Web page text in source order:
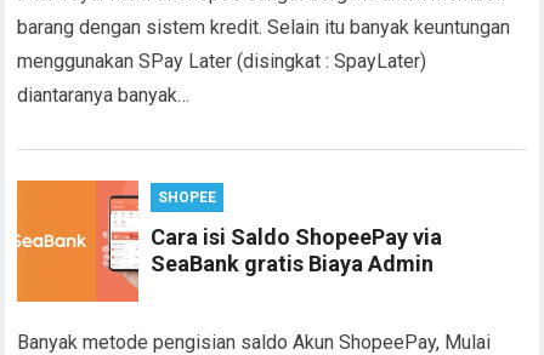
barang dengan sistem kredit. Selain itu banyak keuntungan
menggunakan SPay Later (disingkat : SpayLater)
diantaranya banyak…
SHOPEE
Cara isi Saldo ShopeePay via
SeaBank gratis Biaya Admin
Banyak metode pengisian saldo Akun ShopeePay, Mulai